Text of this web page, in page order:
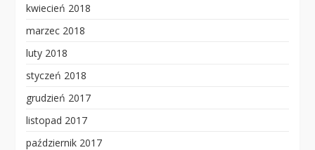
kwiecień 2018
marzec 2018
luty 2018
styczeń 2018
grudzień 2017
listopad 2017
październik 2017